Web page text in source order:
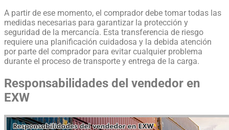
A partir de ese momento, el comprador debe tomar todas las
medidas necesarias para garantizar la protección y
seguridad de la mercancía. Esta transferencia de riesgo
requiere una planificación cuidadosa y la debida atención
por parte del comprador para evitar cualquier problema
durante el proceso de transporte y entrega de la carga.
Responsabilidades del vendedor en
EXW